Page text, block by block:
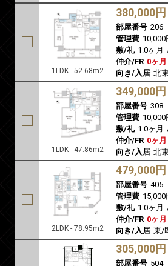
1LDK - 52.68m2
380,000円
部屋番号 206
管理費 10,000
敷/礼 1.0ヶ月
仲介/FR 0ヶ月
向き/入居 北
1LDK - 47.86m2
349,000円
部屋番号 308
管理費 10,000
敷/礼 1.0ヶ月
仲介/FR 0ヶ月
向き/入居 北
2LDK - 78.95m2
479,000円
部屋番号 405
管理費 15,000
敷/礼 1.0ヶ月
仲介/FR 0ヶ月
向き/入居 東/
305,000円
部屋番号 504